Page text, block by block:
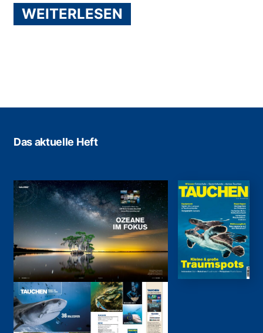
WEITERLESEN
Das aktuelle Heft